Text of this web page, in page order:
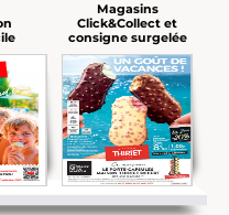
Magasins
Click&Collect et
consigne surgelée